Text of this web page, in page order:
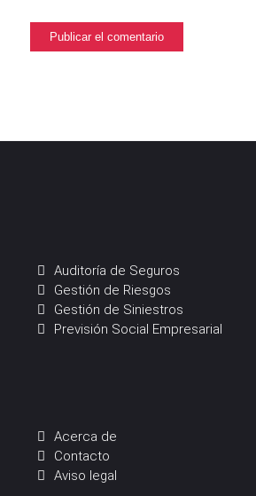
Auditoría de Seguros
Gestión de Riesgos
Gestión de Siniestros
Previsión Social Empresarial
Acerca de
Contacto
Aviso legal